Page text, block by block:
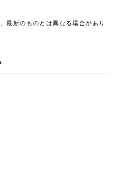
最新のものとは異なる場合があり